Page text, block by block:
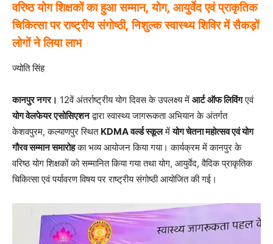
वरिष्ठ योग शिक्षकों का हुआ सम्मान, योग, आयुर्वेद एवं प्राकृतिक
चिकित्सा पर राष्ट्रीय संगोष्ठी, निशुल्क स्वास्थ्य शिविर में सैकड़ों
लोगों ने लिया लाभ
ज्योति सिंह
कानपुर नगर। 12वें अंतर्राष्ट्रीय योग दिवस के उपलक्ष्य में आर्ट ऑफ लिविंगएवं
योग वेलफेयर एसोसिएशनद्वारा स्वास्थ्य जागरूकता अभियान के अंतर्गत
केशवपुरम, कल्याणपुर स्थित KDMA वर्ल्ड स्कूलमेंयोग चेतना महोत्सव एवं योग
गौरव सम्मान समारोहका भव्य आयोजन किया गया। कार्यक्रम में कानपुर के
वरिष्ठ योग शिक्षकों को सम्मानित किया गया तथा योग, आयुर्वेद, वैदिक प्राकृतिक
चिकित्सा एवं पर्यावरण विषय पर राष्ट्रीय संगोष्ठी आयोजित की गई।